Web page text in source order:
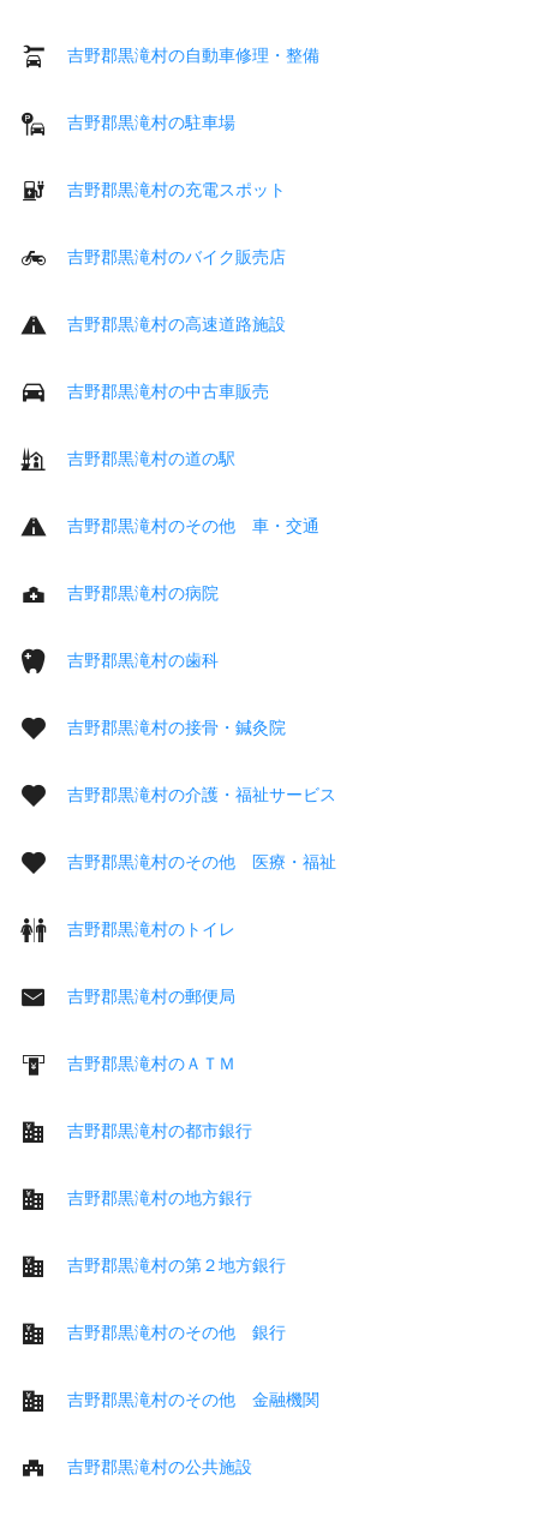
吉野郡黒滝村の自動車修理・整備
吉野郡黒滝村の駐車場
吉野郡黒滝村の充電スポット
吉野郡黒滝村のバイク販売店
吉野郡黒滝村の高速道路施設
吉野郡黒滝村の中古車販売
吉野郡黒滝村の道の駅
吉野郡黒滝村のその他 車・交通
吉野郡黒滝村の病院
吉野郡黒滝村の歯科
吉野郡黒滝村の接骨・鍼灸院
吉野郡黒滝村の介護・福祉サービス
吉野郡黒滝村のその他 医療・福祉
吉野郡黒滝村のトイレ
吉野郡黒滝村の郵便局
吉野郡黒滝村のＡＴＭ
吉野郡黒滝村の都市銀行
吉野郡黒滝村の地方銀行
吉野郡黒滝村の第２地方銀行
吉野郡黒滝村のその他 銀行
吉野郡黒滝村のその他 金融機関
吉野郡黒滝村の公共施設